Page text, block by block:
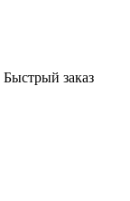
Быстрый заказ